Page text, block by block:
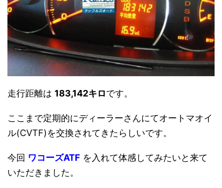
走行距離は 183,142キロです。
ここまで定期的にディーラーさんにてオートマオイ
ル(CVTF)を交換されてきたらしいです。
今回 ワコーズATF を入れて体感してみたいと来て
いただきました。